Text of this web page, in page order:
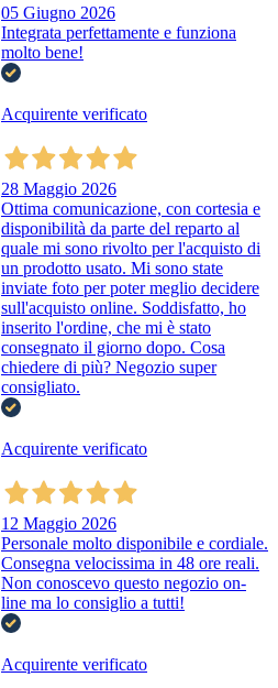
05 Giugno 2026
Integrata perfettamente e funziona
molto bene!
Acquirente verificato
28 Maggio 2026
Ottima comunicazione, con cortesia e
disponibilità da parte del reparto al
quale mi sono rivolto per l'acquisto di
un prodotto usato. Mi sono state
inviate foto per poter meglio decidere
sull'acquisto online. Soddisfatto, ho
inserito l'ordine, che mi è stato
consegnato il giorno dopo. Cosa
chiedere di più? Negozio super
consigliato.
Acquirente verificato
12 Maggio 2026
Personale molto disponibile e cordiale.
Consegna velocissima in 48 ore reali.
Non conoscevo questo negozio on-
line ma lo consiglio a tutti!
Acquirente verificato